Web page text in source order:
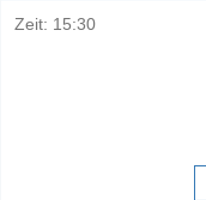
Zeit: 15:30